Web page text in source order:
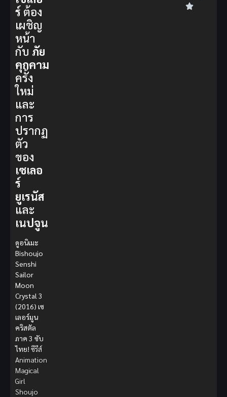
ร์ ต้อง
เผชิญ
หน้า
กับ ภัย
คุกคาม
ครั้ง
ใหม่
และ
การ
ปรากฏ
ตัว
ของ
เซเลอ
ร์
ยูเรนัส
และ
เนปจูน
ดูอนิเมะ
Bishoujo
Senshi
Sailor
Moon
Crystal 3
(2016) เซ
เลอร์มูน
คริสตัล
ภาค 3 ซับ
ไทย! ซีรีส์
Animation
Magical
Girl
Shoujo